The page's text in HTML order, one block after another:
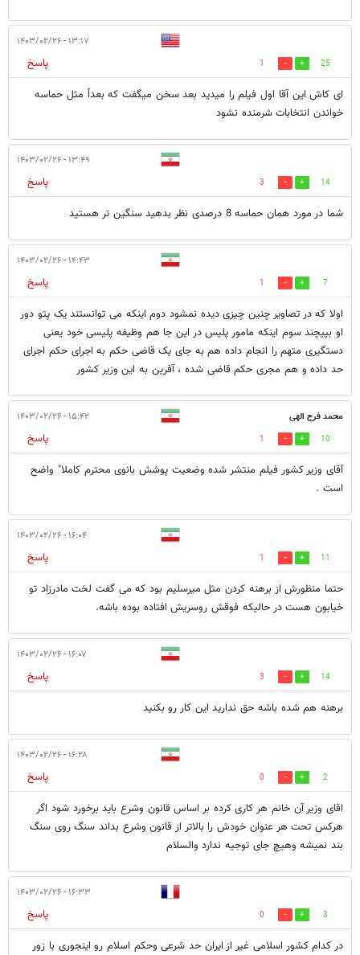
۱۳:۱۷ - ۱۴۰۳/۰۲/۲۶
25
1
پاسخ
ای کاش این آقا اول فیلم را میدید بعد سخن میگفت که بعداً مثل حماسه
خواندن انتخابات شرمنده نشود
۱۳:۴۹ - ۱۴۰۳/۰۲/۲۶
14
3
پاسخ
شما در مورد همان حماسه 8 درصدی نظر بدهید سنگین تر هستید
۱۴:۴۳ - ۱۴۰۳/۰۲/۲۶
7
1
پاسخ
اولا که در تصاویر چنین چیزی دیده نمشود دوم اینکه می توانستند یک پتو دور
او بپیچند سوم اینکه مامور پلیس در این جا هم وظیفه پلیسی خود یعنی
دستگیری متهم را انجام داده هم به جای یک قاضی حکم به اجرای حکم اجرای
حد داده و هم مجری حکم قاضی شده ، آفرین به این وزیر کشور
محمد فرج الهی ۱۵:۴۲ - ۱۴۰۳/۰۲/۲۶
10
1
پاسخ
آقای وزیر کشور فیلم منتشر شده وضعیت پوشش بانوی محترم کاملا" واضح
است .
۱۶:۰۴ - ۱۴۰۳/۰۲/۲۶
11
1
پاسخ
حتما منظورش از برهنه کردن مثل میرسلیم بود که می گفت لخت مادرزاد تو
خیابون هست در حالیکه فوقش روسریش افتاده بوده باشه.
۱۶:۰۷ - ۱۴۰۳/۰۲/۲۶
14
3
پاسخ
برهنه هم شده باشه حق ندارید این کار رو بکنید
۱۶:۲۸ - ۱۴۰۳/۰۲/۲۶
2
0
پاسخ
اقای وزیر آن خانم هر کاری کرده بر اساس قانون وشرع باید برخورد شود اگر
هرکس تحت هر عنوان خودش را بالاتر از قانون وشرع بداند سنگ روی سنگ
بند نمیشه وهیچ جای توجیه ندارد والسلام
۱۶:۳۳ - ۱۴۰۳/۰۲/۲۶
3
0
پاسخ
در کدام کشور اسلامی غیر از ایران حد شرعی وحکم اسلام رو اینجوری با زور